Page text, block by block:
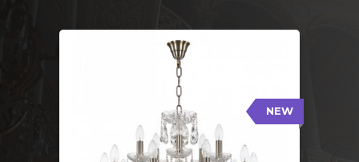
NEW
117/10+5/240 Pa
Тип: Стеклянный рожок